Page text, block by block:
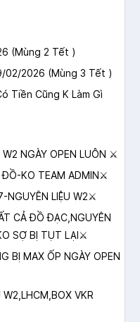
(Mùng 2 Tết )
02/2026 (Mùng 3 Tết )
Tiền Cũng K Làm Gì
NGÀY OPEN LUÔN ⚔️
KO TEAM ADMIN⚔️
NGUYÊN LIỆU W2⚔️
CẢ ĐỒ ĐẠC,NGUYÊN
SỢ BỊ TỤT LẠI⚔️
BỊ MAX ỐP NGÀY OPEN
VKR